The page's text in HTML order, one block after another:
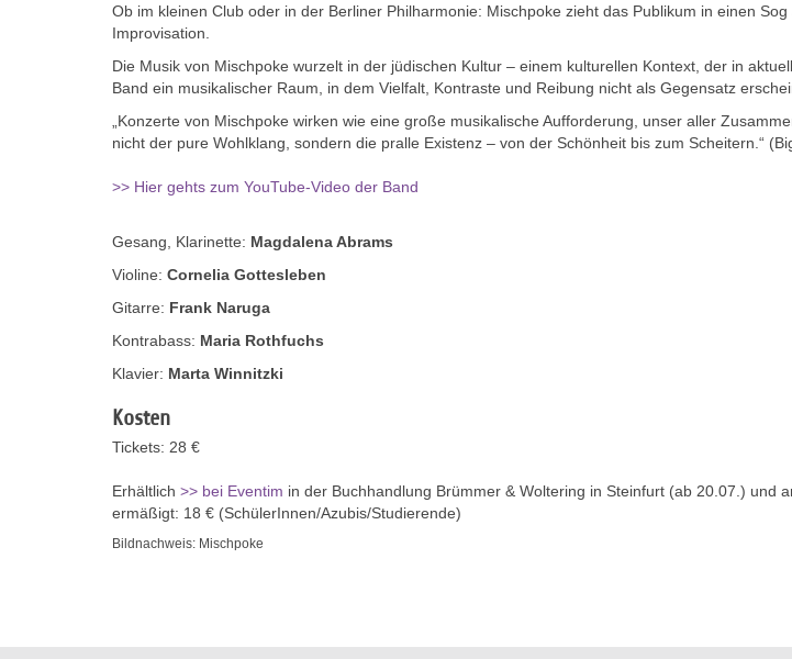
Ob im kleinen Club oder in der Berliner Philharmonie: Mischpoke zieht das Publikum in einen
Improvisation.
Die Musik von Mischpoke wurzelt in der jüdischen Kultur – einem kulturellen Kontext, der in
Band ein musikalischer Raum, in dem Vielfalt, Kontraste und Reibung nicht als Gegensatz
„Konzerte von Mischpoke wirken wie eine große musikalische Aufforderung, unser aller
nicht der pure Wohlklang, sondern die pralle Existenz – von der Schönheit bis zum Scheitern.“
>> Hier gehts zum YouTube-Video der Band
Gesang, Klarinette: Magdalena Abrams
Violine: Cornelia Gottesleben
Gitarre: Frank Naruga
Kontrabass: Maria Rothfuchs
Klavier: Marta Winnitzki
Kosten
Tickets: 28 €
Erhältlich >> bei Eventim in der Buchhandlung Brümmer & Woltering in Steinfurt (ab 20.07.) und
ermäßigt: 18 € (SchülerInnen/Azubis/Studierende)
Bildnachweis: Mischpoke